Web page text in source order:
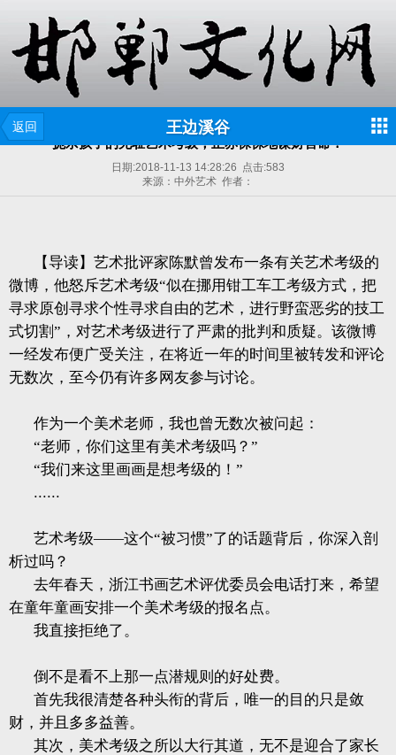
返回 王边溪谷
扼杀孩子的无耻艺术考级，正赤裸裸地谋财害命！
日期:2018-11-13 14:28:26 点击:583
来源：中外艺术 作者：
【导读】艺术批评家陈默曾发布一条有关艺术考级的
微博，他怒斥艺术考级“似在挪用钳工车工考级方式，把
寻求原创寻求个性寻求自由的艺术，进行野蛮恶劣的技工
式切割”，对艺术考级进行了严肃的批判和质疑。该微博
一经发布便广受关注，在将近一年的时间里被转发和评论
无数次，至今仍有许多网友参与讨论。
作为一个美术老师，我也曾无数次被问起：
“老师，你们这里有美术考级吗？”
“我们来这里画画是想考级的！”
......
艺术考级——这个“被习惯”了的话题背后，你深入剖
析过吗？
去年春天，浙江书画艺术评优委员会电话打来，希望
在童年童画安排一个美术考级的报名点。
我直接拒绝了。
倒不是看不上那一点潜规则的好处费。
首先我很清楚各种头衔的背后，唯一的目的只是敛
财，并且多多益善。
其次，美术考级之所以大行其道，无不是迎合了家长